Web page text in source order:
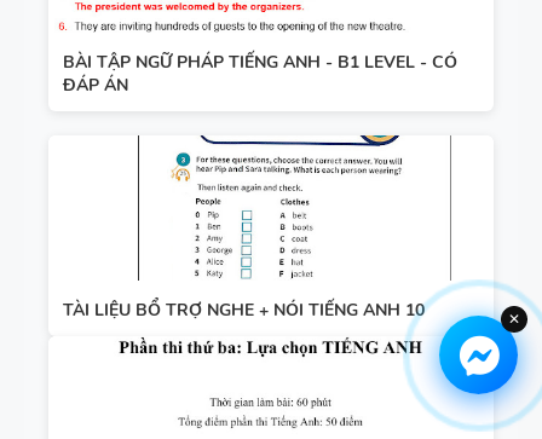
BÀI TẬP NGỮ PHÁP TIẾNG ANH - B1 LEVEL - CÓ
ĐÁP ÁN
TÀI LIỆU BỔ TRỢ NGHE + NÓI TIẾNG ANH 10 ✕